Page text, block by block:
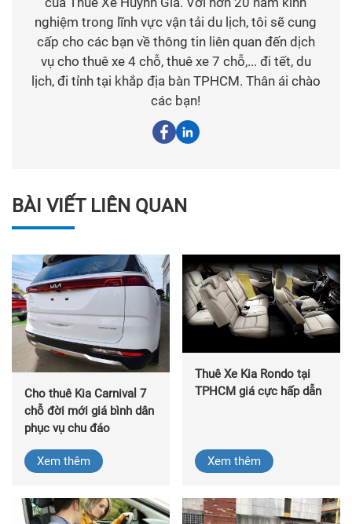
nghiệm trong lĩnh vực vận tải du lịch, tôi sẽ cung
cấp cho các bạn về thông tin liên quan đến dịch
vụ cho thuê xe 4 chỗ, thuê xe 7 chỗ,... đi tết, du
lịch, đi tỉnh tại khắp địa bàn TPHCM. Thân ái chào
các bạn!
BÀI VIẾT LIÊN QUAN
Cho thuê Kia Carnival 7
chỗ đời mới giá bình dân
phục vụ chu đáo
Xem thêm
Thuê Xe Kia Rondo tại
TPHCM giá cực hấp dẫn
Xem thêm